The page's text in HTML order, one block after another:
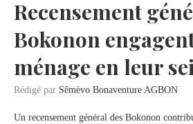
Recensement
Bokonon
ménage en leur
Rédigé par Sêmèvo Bonaventure AGBON
Un recensement général des Bokonon